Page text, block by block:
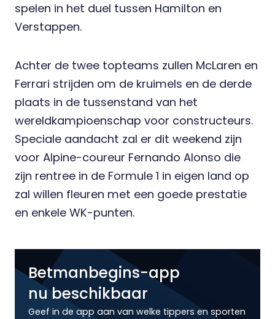
spelen in het duel tussen Hamilton en
Verstappen.
Achter de twee topteams zullen McLaren en
Ferrari strijden om de kruimels en de derde
plaats in de tussenstand van het
wereldkampioenschap voor constructeurs.
Speciale aandacht zal er dit weekend zijn
voor Alpine-coureur Fernando Alonso die
zijn rentree in de Formule 1 in eigen land op
zal willen fleuren met een goede prestatie
en enkele WK-punten.
Betmanbegins-app
nu beschikbaar
Geef in de app aan van welke tippers en sporten